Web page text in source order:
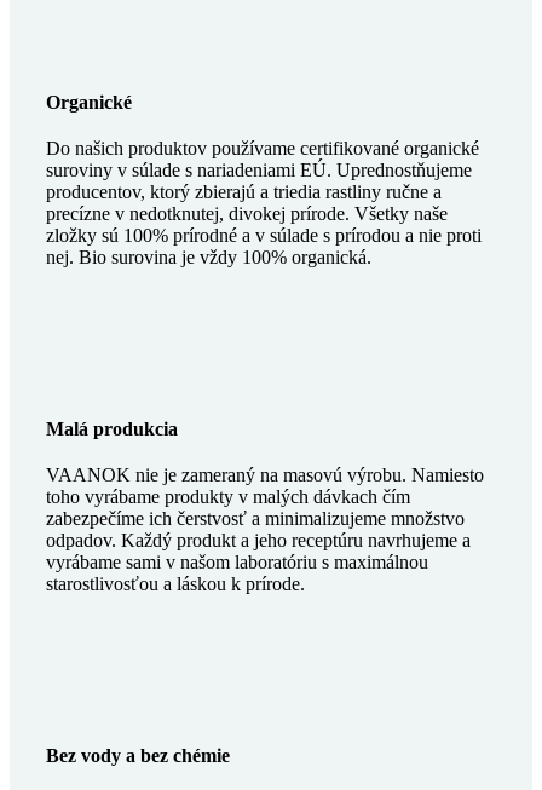
Organické
Do našich produktov používame certifikované organické
suroviny v súlade s nariadeniami EÚ. Uprednostňujeme
producentov, ktorý zbierajú a triedia rastliny ručne a
precízne v nedotknutej, divokej prírode. Všetky naše
zložky sú 100% prírodné a v súlade s prírodou a nie proti
nej. Bio surovina je vždy 100% organická.
Malá produkcia
VAANOK nie je zameraný na masovú výrobu. Namiesto
toho vyrábame produkty v malých dávkach čím
zabezpečíme ich čerstvosť a minimalizujeme množstvo
odpadov. Každý produkt a jeho receptúru navrhujeme a
vyrábame sami v našom laboratóriu s maximálnou
starostlivosťou a láskou k prírode.
Bez vody a bez chémie